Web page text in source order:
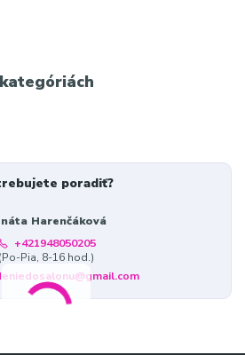
poradiť?
Harenčáková
+421948050205
(Po-Pia, 8-16 hod.)